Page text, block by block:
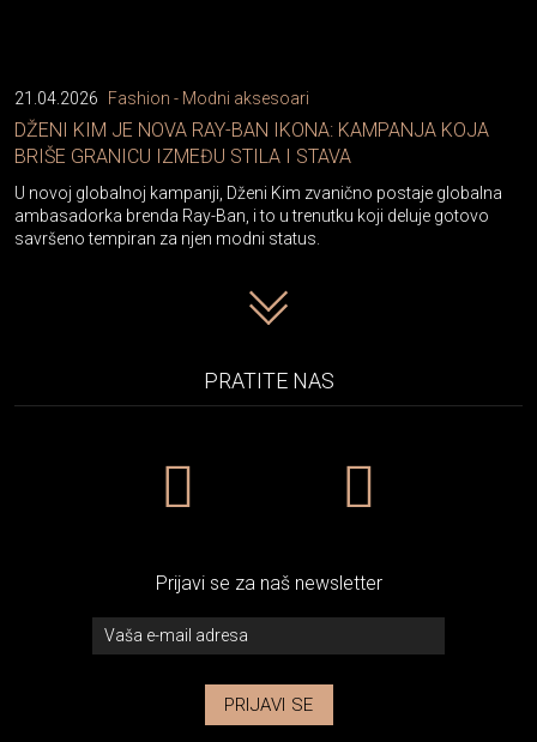
21.04.2026 Fashion - Modni aksesoari
DŽENI KIM JE NOVA RAY-BAN IKONA: KAMPANJA KOJA
BRIŠE GRANICU IZMEĐU STILA I STAVA
U novoj globalnoj kampanji, Dženi Kim zvanično postaje globalna
ambasadorka brenda Ray-Ban, i to u trenutku koji deluje gotovo
savršeno tempiran za njen modni status.
PRATITE NAS
Prijavi se za naš newsletter
PRIJAVI SE